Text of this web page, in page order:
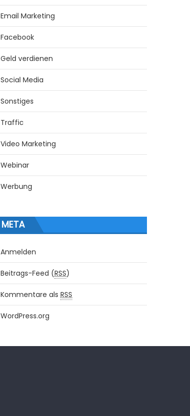
Email Marketing
Facebook
Geld verdienen
Social Media
Sonstiges
Traffic
Video Marketing
Webinar
Werbung
META
Anmelden
Beitrags-Feed (RSS)
Kommentare alsRSS
WordPress.org